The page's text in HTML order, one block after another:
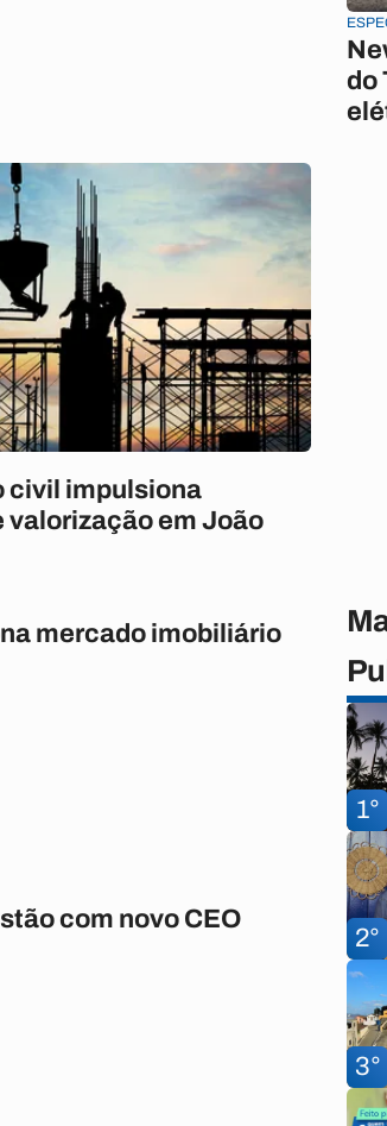
do
civil impulsiona
valorização em João
mercado imobiliário
1°
2°
3°
com novo CEO